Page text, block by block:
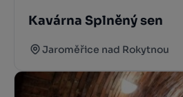
Kavárna Splněný sen
Jaroměřice nad Rokytnou